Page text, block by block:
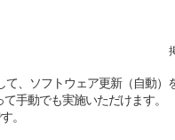
、ソフトウェア更新（自動）
て手動でも実施いただけます。
。